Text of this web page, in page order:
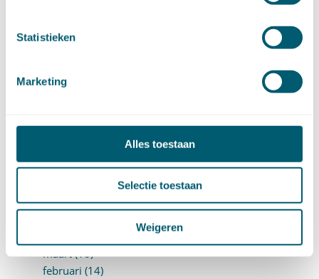
Statistieken
Marketing
Alles toestaan
Selectie toestaan
Weigeren
maart (15)
januari (17)
2019 (147)
augustus (10)
juni (10)
maart (10)
februari (14)